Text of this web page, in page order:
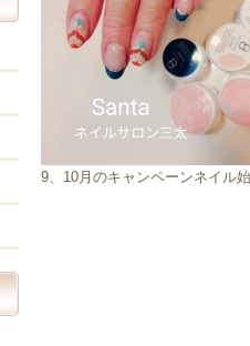
9、10月のキャンペーンネイル